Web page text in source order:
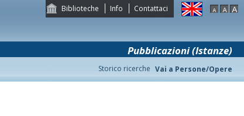
Biblioteche Info Contattaci
Storico ricerche
Pubblicazioni (Istanze)
Vai a Persone/Opere